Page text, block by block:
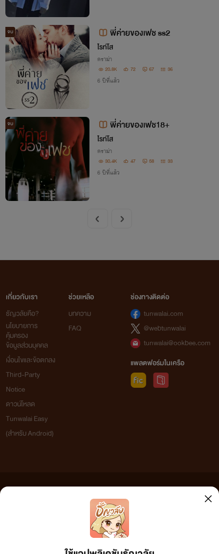
จบ พี่ค่ายของเฟช ss2
ไรท์โส
ดราม่า
20.8K 72 67 36
6 ปีที่แล้ว
จบ พี่ค่ายของเฟช18+
ไรท์โส
ดราม่า
30.4K 47 58 33
6 ปีที่แล้ว
เกี่ยวกับเรา
ธัญวลัยคือ?
นโยบายการ
คุ้มครอง
ข้อมูลส่วนบุคคล
เงื่อนไขและข้อตกลง
Third-Party
Notice
ดาวน์โหลด
Tunwalai Easy
(สำหรับ Android)
ช่วยเหลือ
บทความ
FAQ
ช่องทางติดต่อ
tunwalai.com
@webtunwalai
tunwalai@ookbee.com
แพลตฟอร์มในเครือ
เว็บไซต์แห่งนี้ไม่ได้เห็นด้วยและไม่ขอรับผิดชอบต่อข้อความใดๆ ทั้งสิ้น ดังนั้นผู้อ่านทุกท่านโปรดใช้
วิจารณญาณในการกลั่นกรองด้วยตนเอง และหากท่านพบข้อความใดๆ ที่ขัดต่อกฎหมายและศีลธรรม
กรุณาแจ้งมาที่ tunwalai@ookbee.com เพื่อทีมงานจะได้ดำเนินการในทันที ทั้งนี้ ทางเว็บไซต์ขอสงวน
ลิขสิทธิ์ตามพระราชบัญญัติลิขสิทธิ์ (ฉบับเพิ่มเติม) พ.ศ.2558